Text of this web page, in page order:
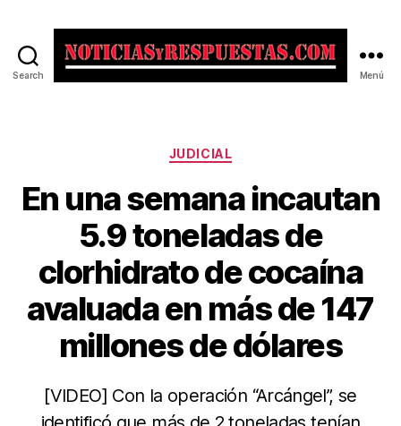
Search Menú
Categorías
JUDICIAL
En una semana incautan
5.9 toneladas de
clorhidrato de cocaína
avaluada en más de 147
millones de dólares
[VIDEO] Con la operación “Arcángel”, se